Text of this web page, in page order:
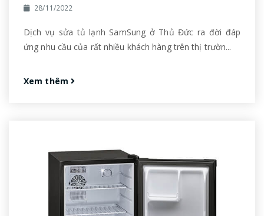
28/11/2022
Dịch vụ sửa tủ lạnh SamSung ở Thủ Đức ra đời đáp
ứng nhu cầu của rất nhiều khách hàng trên thị trườn...
Xem thêm